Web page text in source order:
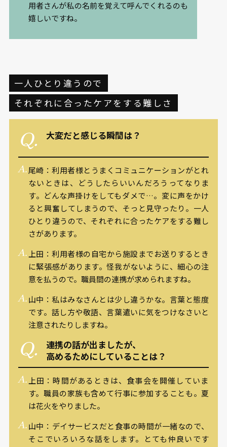
用者さんが私の名前を覚えて呼んでくれるのも
嬉しいですね。
一人ひとり違うので
それぞれに合ったケアをする難しさ
大変だと感じる瞬間は？
尾崎：利用者様とうまくコミュニケーションがとれ
ないときは、どうしたらいいんだろうってなりま
す。どんな声掛けをしてもダメで…。変に声をかけ
ると興奮してしまうので、そっと見守ったり。一人
ひとり違うので、それぞれに合ったケアをする難し
さがあります。
上田：利用者様の自宅から施設までお送りするとき
に緊張感があります。怪我がないように、細心の注
意を払うので。職員間の連携が求められますね。
山中：私はみなさんとは少し違うかな。言葉と態度
です。話し方や敬語、言葉遣いに気をつけなさいと
注意されたりしますね。
連携の話が出ましたが、
高めるためにしていることは？
上田：時間があるときは、食事会を開催していま
す。職員の家族も含めて行事に参加することも。夏
は花火をやりました。
山中：デイサービスだと食事の時間が一緒なので、
そこでいろいろな話をします。とても仲良いです